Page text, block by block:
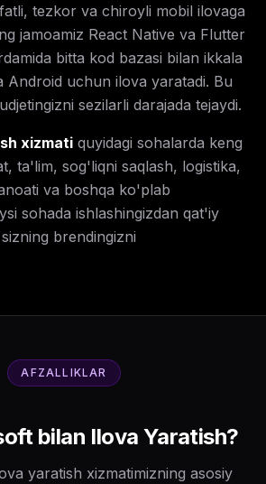
tezkor va chiroyli mobil ilovaga
jamoamiz React Native va Flutter
bitta kod bazasi bilan ikkala
Android uchun ilova yaratadi. Bu
sezilarli darajada tejaydi.
xizmati quyidagi sohalarda keng
ta'lim, sog'liqni saqlash, logistika,
va boshqa ko'plab
sohada ishlashingizdan qat'iy
brendingizni
AFZALLIKLAR
bilan Ilova Yaratish?
yaratish xizmatimizning asosiy